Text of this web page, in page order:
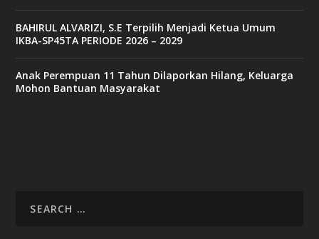
BAHIRUL ALVARIZI, S.E Terpilih Menjadi Ketua Umum
IKBA-SP45TA PERIODE 2026 – 2029
Anak Perempuan 11 Tahun Dilaporkan Hilang, Keluarga
Mohon Bantuan Masyarakat